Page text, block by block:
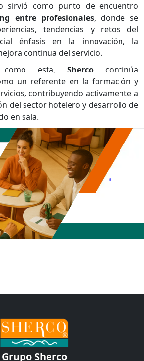
sirvió como punto de encuentro
entre profesionales, donde se
tendencias y retos del
énfasis en la innovación, la
continua del servicio.
como esta, Sherco continúa
un referente en la formación y
contribuyendo activamente a
del sector hotelero y desarrollo de
en sala.
Grupo Sherco